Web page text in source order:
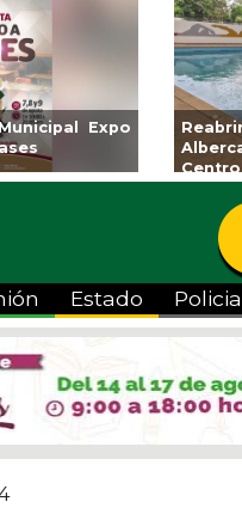
la
Zona
Invita
a
Viva”
Estado